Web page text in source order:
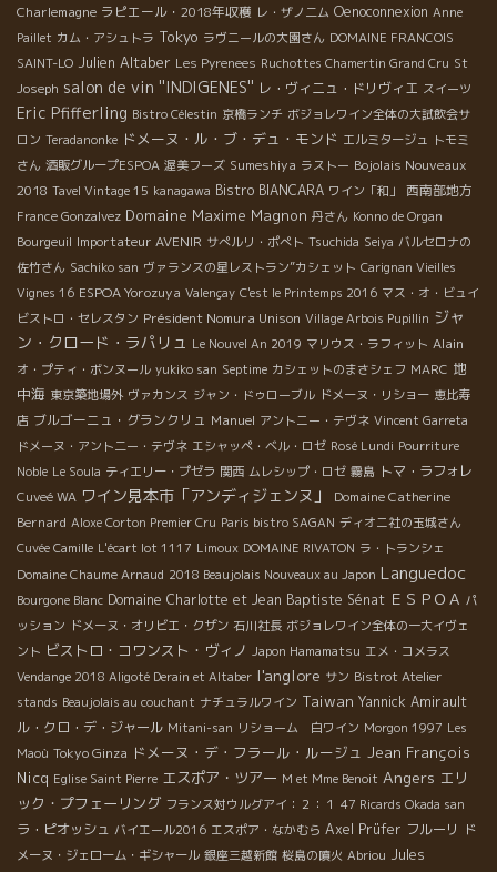
Charlemagne ラピエール・2018年収穫 レ・ザノ二ム Oenoconnexion Anne
Paillet カム・アシュトラ Tokyo ラヴニールの大園さん DOMAINE FRANCOIS
SAINT-LO Julien Altaber Les Pyrenees Ruchottes Chamertin Grand Cru St
Joseph salon de vin ''INDIGENES'' レ・ヴィニュ・ドリヴィエ スイーツ
Eric Pfifferling Bistro Célestin 京橋ランチ ボジョレワイン全体の大試飲会サ
ロン Teradanonke ドメーヌ・ル・ブ・デュ・モンド エルミタージュ トモミ
さん 酒販グループESPOA 渥美フーズ Sumeshiya ラストー Bojolais Nouveaux
2018 Tavel Vintage 15 kanagawa Bistro BIANCARA ワイン「和」 西南部地方
France Gonzalvez Domaine Maxime Magnon 丹さん Konno de Organ
Bourgeuil Importateur AVENIR サぺルリ・ポぺト Tsuchida Seiya バルセロナの
佐竹さん Sachiko san ヴァランスの星レストラン”カシェット Carignan Vieilles
Vignes 16 ESPOA Yorozuya Valençay C'est le Printemps 2016 マス・オ・ビュイ
ビストロ・セレスタン Président Nomura Unison Village Arbois Pupillin ジャ
ン・クロード・ラパリュ Le Nouvel An 2019 マリウス・ラフィット Alain
オ・プティ・ボンヌール yukiko san Septime カシェットのまさシェフ MARC 地
中海 東京築地場外 ヴァカンス ジャン・ドゥローブル ドメーヌ・リショー 恵比寿
店 ブルゴーニュ・グランクリュ Manuel アントニー・テヴネ Vincent Garreta
ドメーヌ・アント二ー・テヴネ エシャッペ・ベル・ロゼ Rosé Lundi Pourriture
Noble Le Soula ティエリー・プゼラ 関西 ムレシップ・ロゼ 霧島 トマ・ラフォレ
Cuveé WA ワイン見本市「アンディジェンヌ」
Domaine Catherine
Bernard Aloxe Corton Premier Cru Paris bistro SAGAN ディオニ社の玉城さん
Cuvée Camille L'écart lot 1117 Limoux DOMAINE RIVATON ラ・トランシェ
Domaine Chaume Arnaud 2018 Beaujolais Nouveaux au Japon Languedoc
Bourgone Blanc Domaine Charlotte et Jean Baptiste Sénat ＥＳＰＯＡ パ
ッション ドメーヌ・オリビエ・クザン 石川社長 ボジョレワイン全体の一大イヴェ
ント ビストロ・コワンスト・ヴィノ Japon Hamamatsu エメ・コメラス
Vendange 2018 Aligoté Derain et Altaber l'anglore サン Bistrot Atelier
stands Beaujolais au couchant ナチュラルワイン Taiwan Yannick Amirault
ル・クロ・デ・ジャール Mitani-san リショーム 白ワイン Morgon 1997 Les
Maoù Tokyo Ginza ドメーヌ・デ・フラール・ルージュ Jean François
Nicq Eglise Saint Pierre エスポア・ツアー M et Mme Benoit Angers エリ
ック・プフェーリング フランス対ウルグアイ：２：１ 47 Ricards Okada san
ラ・ピオッシュ バイエール2016 エスポア・なかむら Axel Prüfer フルーリ
ド
メーヌ・ジェローム・ギシャール 銀座三越新館 桜島の噴火 Abriou Jules